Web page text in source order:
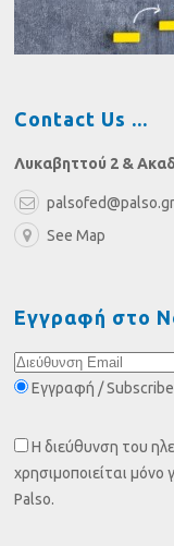
Contact Us
Λυκαβηττού 2 &
palsofed@palso.gr
See Map
Εγγραφή στο
Εγγραφή / Subscribe
Η διεύθυνση του
χρησιμοποιείται
Palso.